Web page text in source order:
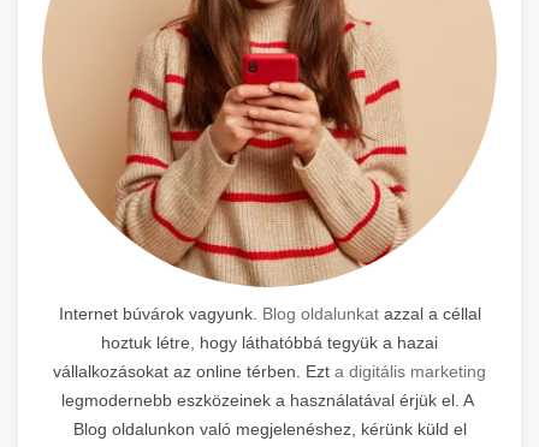
Internet búvárok vagyunk. Blog oldalunkatazzal a céllal
hoztuk létre, hogy láthatóbbá tegyük a hazai
vállalkozásokat az online térben. Ezt a digitális marketing
legmodernebb eszközeinek a használatával érjük el. A
Blog oldalunkon való megjelenéshez, kérünk küld el